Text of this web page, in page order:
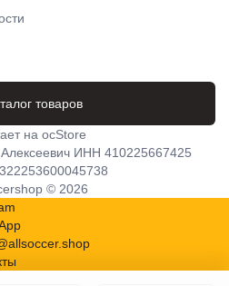
товаров
на ocStore
ИНН 410225667425
© 2026